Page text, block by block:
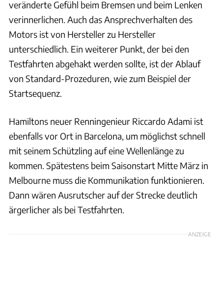
veränderte Gefühl beim Bremsen und beim Lenken
verinnerlichen. Auch das Ansprechverhalten des
Motors ist von Hersteller zu Hersteller
unterschiedlich. Ein weiterer Punkt, der bei den
Testfahrten abgehakt werden sollte, ist der Ablauf
von Standard-Prozeduren, wie zum Beispiel der
Startsequenz.
Hamiltons neuer Renningenieur Riccardo Adami ist
ebenfalls vor Ort in Barcelona, um möglichst schnell
mit seinem Schützling auf eine Wellenlänge zu
kommen. Spätestens beim Saisonstart Mitte März in
Melbourne muss die Kommunikation funktionieren.
Dann wären Ausrutscher auf der Strecke deutlich
ärgerlicher als bei Testfahrten.
ANZEIGE